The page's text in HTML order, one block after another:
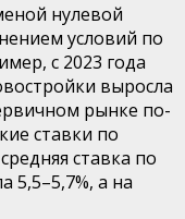
нулевой
условий по
с 2023 года
выросла
рынке по-
ставки по
ставка по
5,5–5,7%, а на